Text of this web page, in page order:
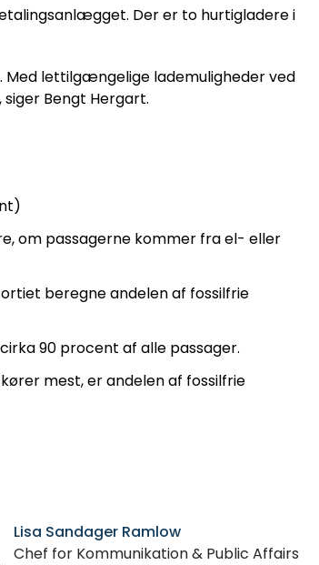
Der er to hurtigladere i
Med lettilgængelige lademuligheder ved
Bengt Hergart.
om passagerne kommer fra el- eller
beregne andelen af fossilfrie
90 procent af alle passager.
mest, er andelen af fossilfrie
Lisa Sandager Ramlow
Chef for Kommunikation & Public Affairs